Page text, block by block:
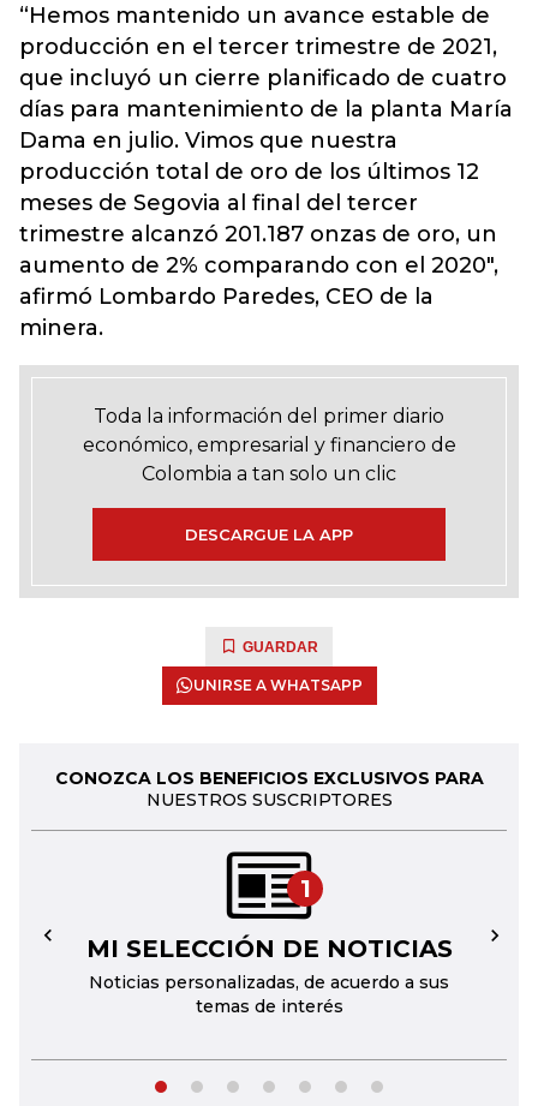
“Hemos mantenido un avance estable de
producción en el tercer trimestre de 2021,
que incluyó un cierre planificado de cuatro
días para mantenimiento de la planta María
Dama en julio. Vimos que nuestra
producción total de oro de los últimos 12
meses de Segovia al final del tercer
trimestre alcanzó 201.187 onzas de oro, un
aumento de 2% comparando con el 2020",
afirmó Lombardo Paredes, CEO de la
minera.
Toda la información del primer diario
económico, empresarial y financiero de
Colombia a tan solo un clic
DESCARGUE LA APP
GUARDAR
UNIRSE A WHATSAPP
CONOZCA LOS BENEFICIOS EXCLUSIVOS PARA
NUESTROS SUSCRIPTORES
1
MI SELECCIÓN DE NOTICIAS
Noticias personalizadas, de acuerdo a sus
temas de interés
← →